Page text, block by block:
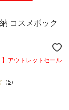
コスメボック
】アウトレットセール
（5）